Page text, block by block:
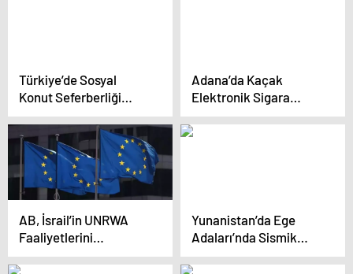
Türkiye’de Sosyal
Konut Seferberliği
Başlatıldı
Adana’da Kaçak
Elektronik Sigara
Operasyonu
AB, İsrail’in UNRWA
Faaliyetlerini
Yasaklamasını Kınadı
Yunanistan’da Ege
Adaları’nda Sismik
Hareketlilik Üzerine